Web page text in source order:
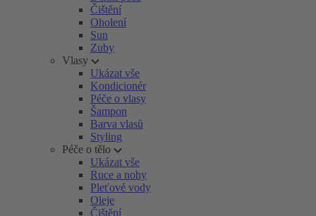
Čištění
Oholení
Sun
Zuby
Vlasy
Ukázat vše
Kondicionér
Péče o vlasy
Šampon
Barva vlasů
Styling
Péče o tělo
Ukázat vše
Ruce a nohy
Pleťové vody
Oleje
Čištění